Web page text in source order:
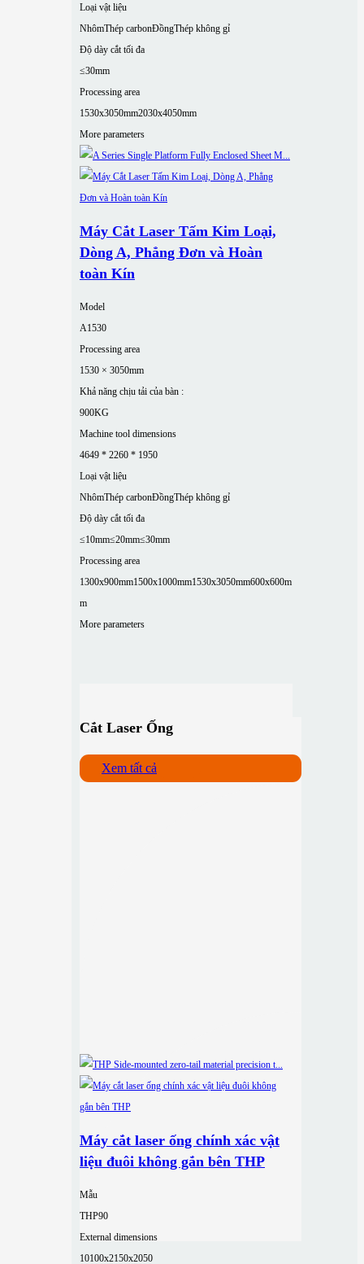
Loại vật liệu
NhômThép carbonĐồngThép không gỉ
Độ dày cắt tối đa
≤30mm
Processing area
1530x3050mm2030x4050mm
More parameters
Máy Cắt Laser Tấm Kim Loại,
Dòng A, Phẳng Đơn và Hoàn
toàn Kín
Model
A1530
Processing area
1530 × 3050mm
Khả năng chịu tải của bàn :
900KG
Machine tool dimensions
4649 * 2260 * 1950
Loại vật liệu
NhômThép carbonĐồngThép không gỉ
Độ dày cắt tối đa
≤10mm≤20mm≤30mm
Processing area
1300x900mm1500x1000mm1530x3050mm600x600m
m
More parameters
Cắt Laser Ống
Xem tất cả
Máy cắt laser ống chính xác vật
liệu đuôi không gắn bên THP
Mẫu
THP90
External dimensions
10100x2150x2050